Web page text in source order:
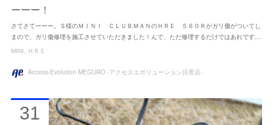
ーーー！
さてさてーーー。Ｓ様のＭＩＮＩ ＣＬＵＢＭＡＮのＨＲＥ ５６０Ｒがガリ傷がついてし
まので、ガリ傷修理を施工させていただきました！んで、ただ修理するだけではあれです…
MINI ＨＲＥ
Access-Evolution MEGURO -アクセスエボリューション目黒店-
31